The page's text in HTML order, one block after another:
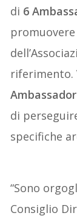
di 6
riferimento.
di
specifiche
“Sono
Consiglio